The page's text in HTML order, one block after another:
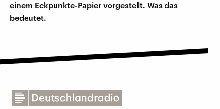
einem Eckpunkte-Papier vorgestellt. Was das
bedeutet.